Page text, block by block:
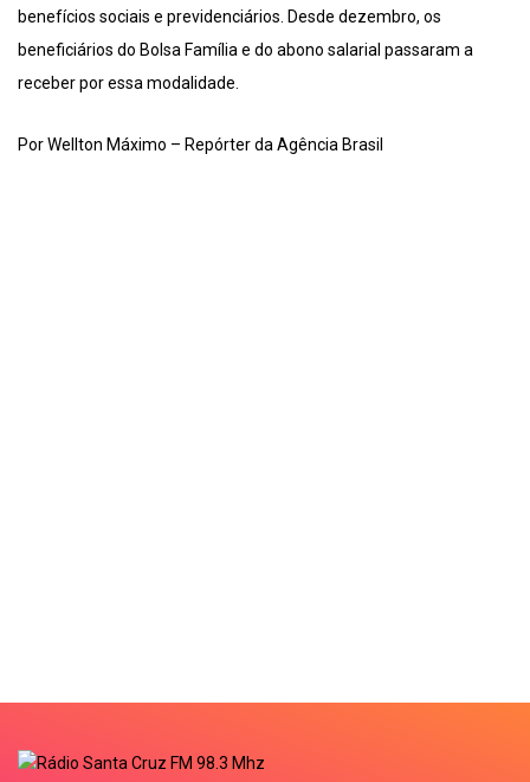
benefícios sociais e previdenciários. Desde dezembro, os
beneficiários do Bolsa Família e do abono salarial passaram a
receber por essa modalidade.
Por Wellton Máximo – Repórter da Agência Brasil